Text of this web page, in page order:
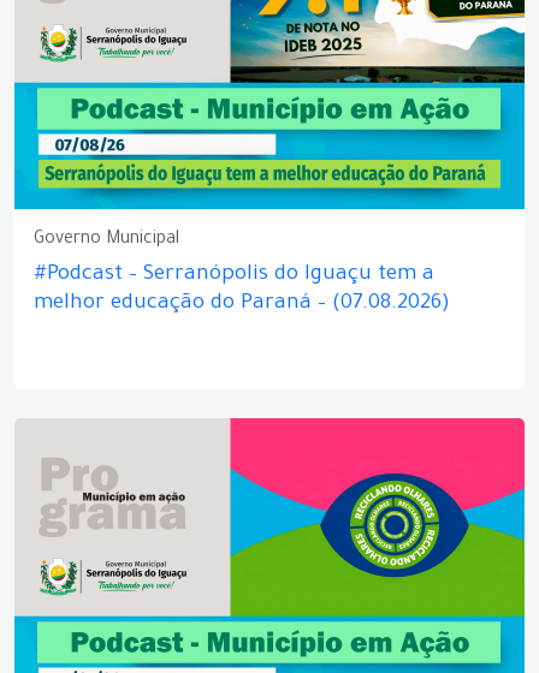
Governo Municipal
#Podcast – Serranópolis do Iguaçu tem a
melhor educação do Paraná – (07.08.2026)